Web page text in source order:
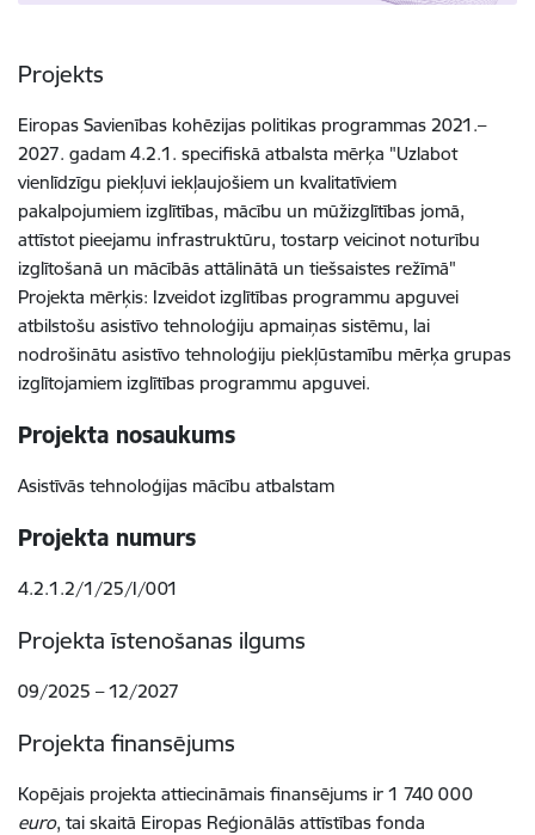
Projekts
Eiropas Savienības kohēzijas politikas programmas 2021.–
2027. gadam 4.2.1. specifiskā atbalsta mērķa "Uzlabot
vienlīdzīgu piekļuvi iekļaujošiem un kvalitatīviem
pakalpojumiem izglītības, mācību un mūžizglītības jomā,
attīstot pieejamu infrastruktūru, tostarp veicinot noturību
izglītošanā un mācībās attālinātā un tiešsaistes režīmā"
Projekta mērķis: Izveidot izglītības programmu apguvei
atbilstošu asistīvo tehnoloģiju apmaiņas sistēmu, lai
nodrošinātu asistīvo tehnoloģiju piekļūstamību mērķa grupas
izglītojamiem izglītības programmu apguvei.
Projekta nosaukums
Asistīvās tehnoloģijas mācību atbalstam
Projekta numurs
4.2.1.2/1/25/I/001
Projekta īstenošanas ilgums
09/2025 – 12/2027
Projekta finansējums
Kopējais projekta attiecināmais finansējums ir 1 740 000
euro, tai skaitā Eiropas Reģionālās attīstības fonda